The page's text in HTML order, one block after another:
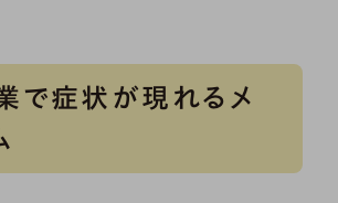
で症状が現れるメ